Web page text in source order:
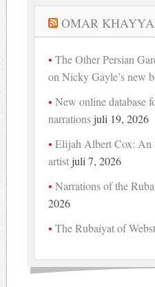
OMAR
The Other Persian
on Nicky Gayle’s new
New online database
narrations juli 19, 2026
Elijah Albert Cox: An
artist juli 7, 2026
Narrations of the
2026
The Rubaiyat of